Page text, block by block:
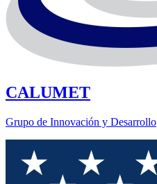
CALUMET
Grupo de Innovación y Desarrollo